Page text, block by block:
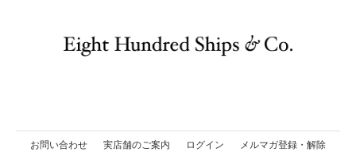
お問い合わせ 実店舗のご案内 ログイン
メルマガ登録・解除